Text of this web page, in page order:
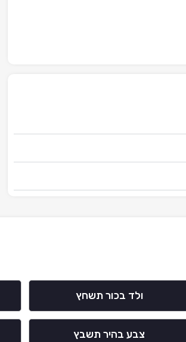
ולד בכור תשחץ
צבע בהיר תשבץ